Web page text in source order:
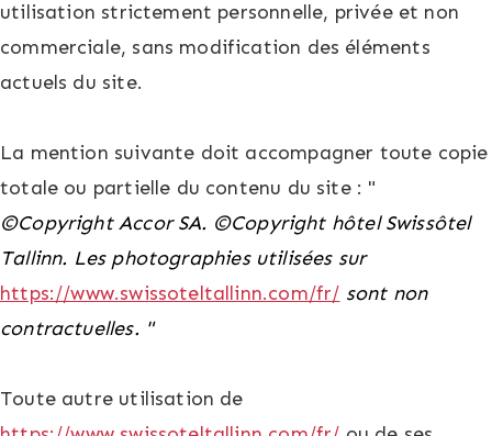
utilisation strictement personnelle, privée et non
commerciale, sans modification des éléments
actuels du site.
La mention suivante doit accompagner toute copie
totale ou partielle du contenu du site : "
©Copyright Accor SA. ©Copyright hôtel Swissôtel
Tallinn. Les photographies utilisées sur
https://www.swissoteltallinn.com/fr/ sont non
contractuelles. "
Toute autre utilisation de